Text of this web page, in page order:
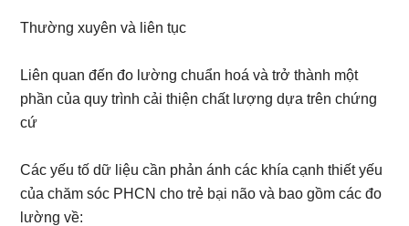
Thường xuyên và liên tục
Liên quan đến đo lường chuẩn hoá và trở thành một
phần của quy trình cải thiện chất lượng dựa trên chứng
cứ
Các yếu tố dữ liệu cần phản ánh các khía cạnh thiết yếu
của chăm sóc PHCN cho trẻ bại não và bao gồm các đo
lường về: